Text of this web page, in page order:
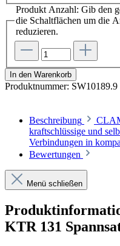
Produkt Anzahl: Gib den
die Schaltflächen um die
reduzieren.
In den Warenkorb
Produktnummer: SW10189.9
Beschreibung
kraftschlüssige und
Verbindungen in
Bewertungen
Menü schließen
KTR 131